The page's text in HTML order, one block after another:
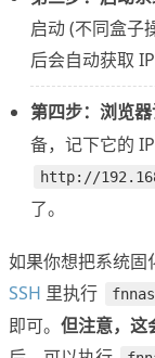
启动 (不同盒子
后会自动获取 IP
第四步：浏览
备，记下它的
http://
了。
如果你想把系统固
SSH 里执行
即可。 但注意，这